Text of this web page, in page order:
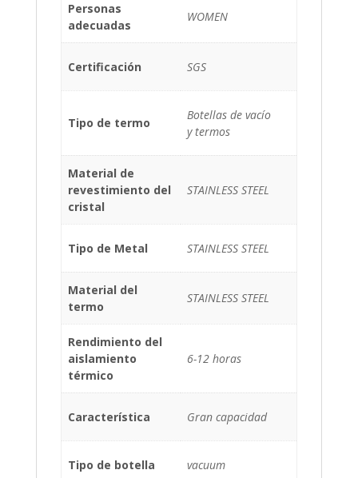
Personas
adecuadas
WOMEN
Certificación SGS
Tipo de termo
Botellas de vacío
y termos
Material de
revestimiento del
cristal
STAINLESS STEEL
Tipo de Metal STAINLESS STEEL
Material del
termo
STAINLESS STEEL
Rendimiento del
aislamiento
térmico
6-12 horas
Característica Gran capacidad
Tipo de botella vacuum